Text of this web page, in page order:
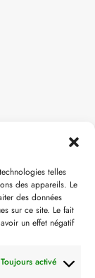
telles
des appareils. Le
des données
sur ce site. Le fait
un effet négatif
Toujours activé